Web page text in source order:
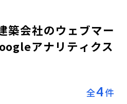
築会社のウェブマー
アナリティクス
全4件